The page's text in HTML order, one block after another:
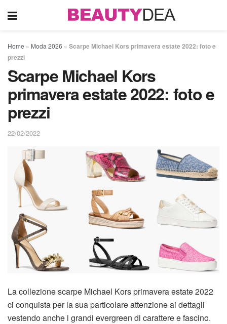
Home » Moda 2026 » Scarpe Michael Kors primavera estate 2022: foto e
prezzi
Scarpe Michael Kors
primavera estate 2022: foto e
prezzi
22/02/2022
La collezione scarpe Michael Kors primavera estate 2022
ci conquista per la sua particolare attenzione ai dettagli
vestendo anche i grandi evergreen di carattere e fascino.